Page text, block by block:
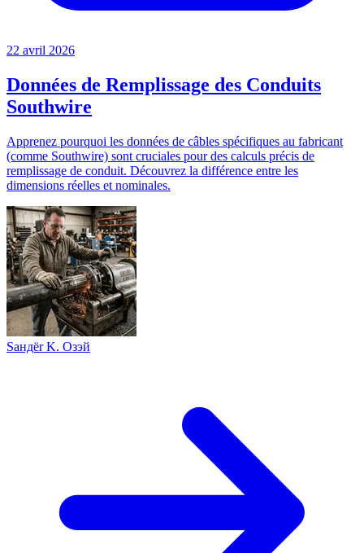
22 avril 2026
Données de Remplissage des Conduits
Southwire
Apprenez pourquoi les données de câbles spécifiques au fabricant
(comme Southwire) sont cruciales pour des calculs précis de
remplissage de conduit. Découvrez la différence entre les
dimensions réelles et nominales.
Sандër K. Oзэй